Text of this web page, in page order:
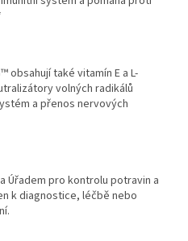
obsahují také vitamín E a L-
volných radikálů
a přenos nervových
Úřadem pro kontrolu potravin a
k diagnostice, léčbě nebo